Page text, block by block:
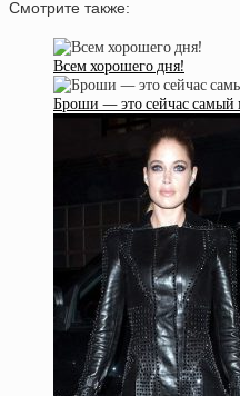
Смотрите также:
Всем хорошего дня!
Броши — это сейчас самый